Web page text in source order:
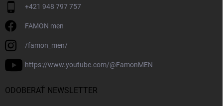
+421 948 797 757
FAMON men
/famon_men/
https://www.youtube.com/@FamonMEN
ODOBERAŤ NEWSLETTER